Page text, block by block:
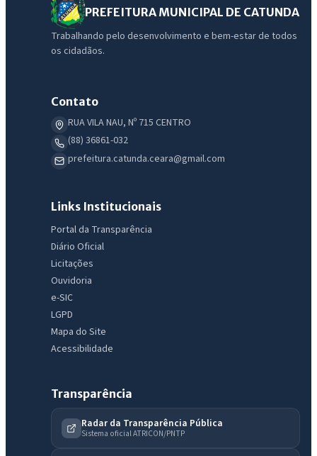
PREFEITURA MUNICIPAL DE CATUNDA
Trabalhando pelo desenvolvimento e bem-estar de todos
os cidadãos.
Contato
RUA VILA NAU, Nº 715 CENTRO
(88) 36861-032
prefeitura.catunda.ceara@gmail.com
Links Institucionais
Portal da Transparência
Diário Oficial
Licitações
Ouvidoria
e-SIC
LGPD
Mapa do Site
Acessibilidade
Transparência
Radar da Transparência Pública
Sistema oficial ATRICON/PNTP